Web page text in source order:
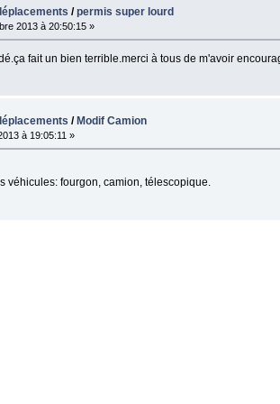
/permis super lourd
2013 à 20:50:15 »
fait un bien terrible.merci à tous de m'avoir
/ Modif Camion
à 19:05:11 »
véhicules: fourgon, camion, télescopique.